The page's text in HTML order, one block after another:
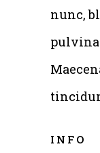
nunc,
INFO